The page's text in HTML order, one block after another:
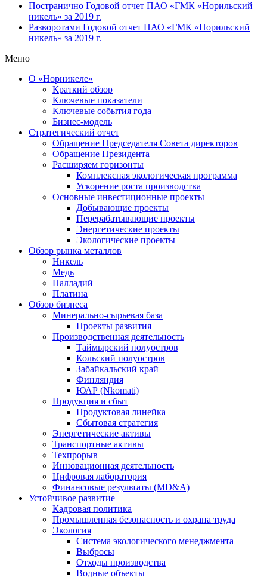
Постранично Годовой отчет ПАО «ГМК «Норильский
никель» за 2019 г.
Разворотами Годовой отчет ПАО «ГМК «Норильский
никель» за 2019 г.
Меню
О «Норникеле»
Краткий обзор
Ключевые показатели
Ключевые события года
Бизнес-модель
Стратегический отчет
Обращение Председателя Совета директоров
Обращение Президента
Расширяем горизонты
Комплексная экологическая программа
Ускорение роста производства
Основные инвестиционные проекты
Добывающие проекты
Перерабатывающие проекты
Энергетические проекты
Экологические проекты
Обзор рынка металлов
Никель
Медь
Палладий
Платина
Обзор бизнеса
Минерально-сырьевая база
Проекты развития
Производственная деятельность
Таймырский полуостров
Кольский полуостров
Забайкальский край
Финляндия
ЮАР (Nkomati)
Продукция и сбыт
Продуктовая линейка
Сбытовая стратегия
Энергетические активы
Транспортные активы
Техпрорыв
Инновационная деятельность
Цифровая лаборатория
Финансовые результаты (MD&A)
Устойчивое развитие
Кадровая политика
Промышленная безопасность и охрана труда
Экология
Система экологического менеджмента
Выбросы
Отходы производства
Водные объекты